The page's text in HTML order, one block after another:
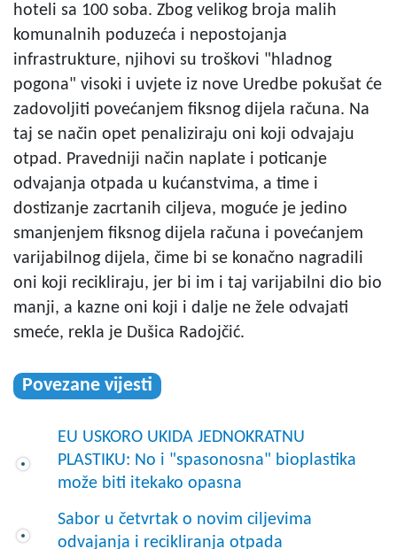
hoteli sa 100 soba. Zbog velikog broja malih
komunalnih poduzeća i nepostojanja
infrastrukture, njihovi su troškovi "hladnog
pogona" visoki i uvjete iz nove Uredbe pokušat će
zadovoljiti povećanjem fiksnog dijela računa. Na
taj se način opet penaliziraju oni koji odvajaju
otpad. Pravedniji način naplate i poticanje
odvajanja otpada u kućanstvima, a time i
dostizanje zacrtanih ciljeva, moguće je jedino
smanjenjem fiksnog dijela računa i povećanjem
varijabilnog dijela, čime bi se konačno nagradili
oni koji recikliraju, jer bi im i taj varijabilni dio bio
manji, a kazne oni koji i dalje ne žele odvajati
smeće, rekla je Dušica Radojčić.
Povezane vijesti
EU USKORO UKIDA JEDNOKRATNU
PLASTIKU: No i "spasonosna" bioplastika
može biti itekako opasna
Sabor u četvrtak o novim ciljevima
odvajanja i recikliranja otpada